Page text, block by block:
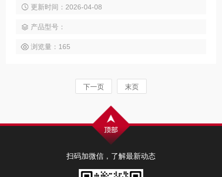
合。无论是在生产过程控制、产品质量保证还是实验研究中，
准。
更新时间：2026-04-08
产品型号：
浏览量：165
下一页 末页
扫码加微信，了解最新动态